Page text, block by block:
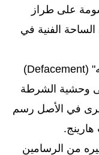
على طراز
الفنية في
وأحد أهم معالم المعرض لوحة "تشويه" (Defacement)
وحشية الشرطة
في الأصل رسم
من الرسامين